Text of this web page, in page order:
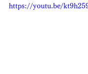
https://youtu.be/